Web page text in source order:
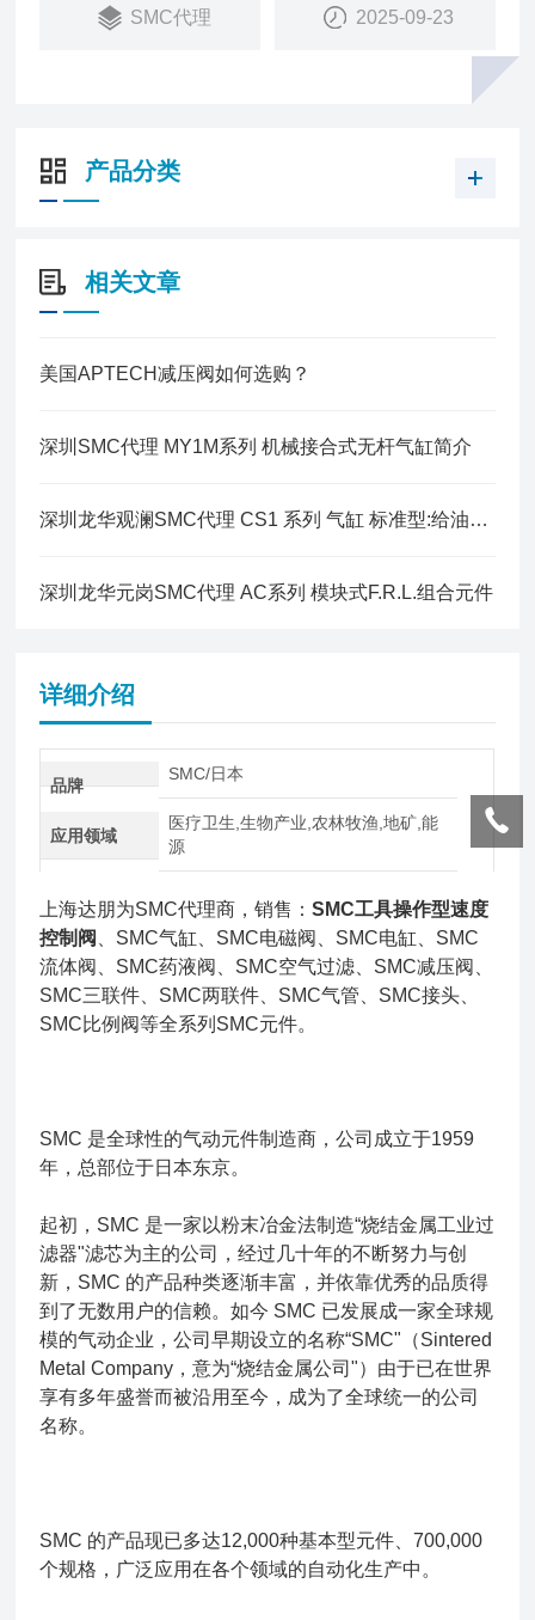
SMC代理 2025-09-23
产品分类
相关文章
美国APTECH减压阀如何选购？
深圳SMC代理 MY1M系列 机械接合式无杆气缸简介
深圳龙华观澜SMC代理 CS1 系列 气缸 标准型:给油式 不给油式
深圳龙华元岗SMC代理 AC系列 模块式F.R.L.组合元件
详细介绍
品牌
SMC/日本
应用领域
医疗卫生,生物产业,农林牧渔,地矿,能
源
上海达朋为SMC代理商，销售：SMC工具操作型速度
控制阀
、SMC气缸、SMC电磁阀、SMC电缸、SMC
流体阀、SMC药液阀、SMC空气过滤、SMC减压阀、
SMC三联件、SMC两联件、SMC气管、SMC接头、
SMC比例阀等全系列SMC元件。
SMC 是全球性的气动元件制造商，公司成立于1959
年，总部位于日本东京。
起初，SMC 是一家以粉末冶金法制造“烧结金属工业过
滤器"滤芯为主的公司，经过几十年的不断努力与创
新，SMC 的产品种类逐渐丰富，并依靠优秀的品质得
到了无数用户的信赖。如今 SMC 已发展成一家全球规
模的气动企业，公司早期设立的名称“SMC"（Sintered
Metal Company，意为“烧结金属公司"）由于已在世界
享有多年盛誉而被沿用至今，成为了全球统一的公司
名称。
SMC 的产品现已多达12,000种基本型元件、700,000
个规格，广泛应用在各个领域的自动化生产中。